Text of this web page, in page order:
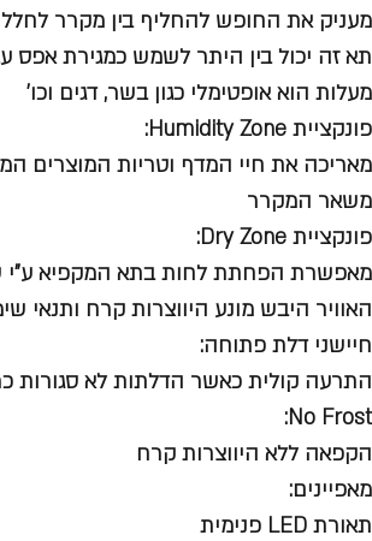
מעניק את החופש להחליף בין מקרר לחלל
תא זה יכול בין היתר לשמש כמגירת אפס
מעלות הוא אופטימלי כגון בשר, דגים וכו'
פונקציית Humidity Zone:
מאריכה את חיי המדף וטריות המוצרים
משאר המקרר
פונקציית Dry Zone:
מאפשרת הפחתת לחות בתא המקפיא ע"י
האוויר היבש מונע היווצרות קרח ותנאי
חיישני דלת פתוחה:
התרעה קולית כאשר הדלתות לא סגורות
No Frost:
הקפאה ללא היווצרות קרח
מאפיינים:
תאורת LED פנימית